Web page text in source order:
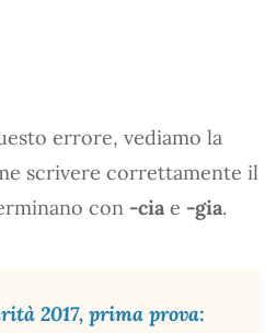
errore, vediamo la
scrivere correttamente il
con -cia e -gia.
2017, prima prova: